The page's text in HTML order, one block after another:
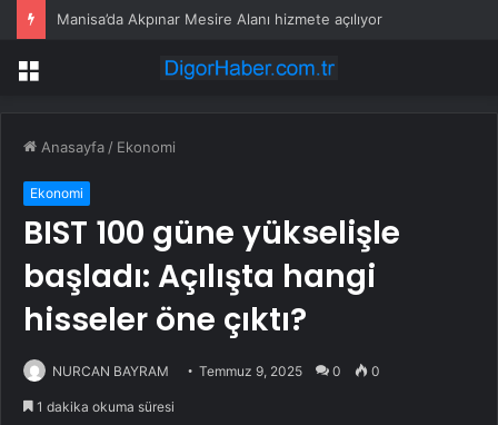
Manisa’da Akpınar Mesire Alanı hizmete açılıyor
Menü
Anasayfa / Ekonomi
Ekonomi
BIST 100 güne yükselişle
başladı: Açılışta hangi
hisseler öne çıktı?
NURCAN BAYRAM Temmuz 9, 2025 0 0
1 dakika okuma süresi